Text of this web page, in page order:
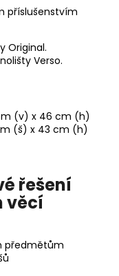
příslušenstvím
Original.
Verso.
(v) x 46 cm (h)
(š) x 43 cm (h)
řešení
věcí
předmětům